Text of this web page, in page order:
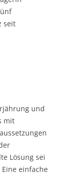
seit
und
mit
Lösung sei
einfache